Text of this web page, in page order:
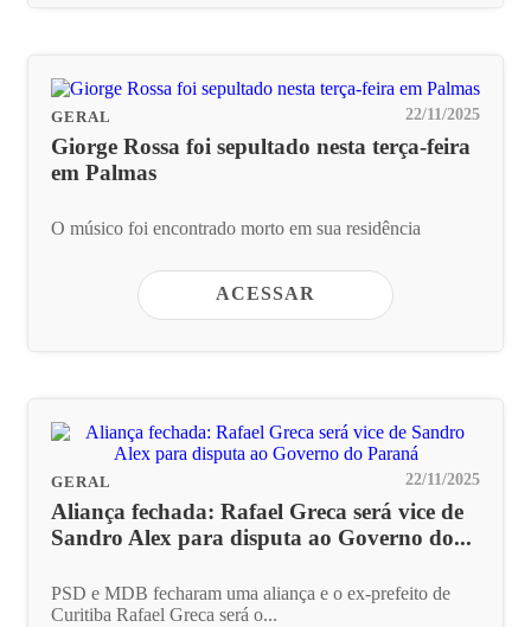
GERAL 22/11/2025
Giorge Rossa foi sepultado nesta terça-feira
em Palmas
O músico foi encontrado morto em sua residência
ACESSAR
GERAL 22/11/2025
Aliança fechada: Rafael Greca será vice de
Sandro Alex para disputa ao Governo do...
PSD e MDB fecharam uma aliança e o ex-prefeito de
Curitiba Rafael Greca será o...